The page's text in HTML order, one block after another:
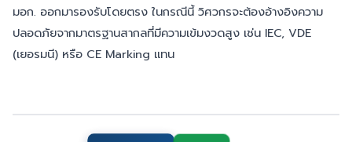
มอก. ออกมารองรับโดยตรง ในกรณีนี้ วิศวกรจะต้องอ้างอิงความ
ปลอดภัยจากมาตรฐานสากลที่มีความเข้มงวดสูง เช่น IEC, VDE
(เยอรมนี) หรือ CE Marking แทน